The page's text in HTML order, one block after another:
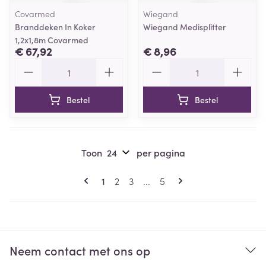
Covarmed
Branddeken In Koker
1,2x1,8m Covarmed
€ 67,92
Bestel
Wiegand
Wiegand Medisplitter
€ 8,96
Bestel
Pagina's
U lees momenteel pagina
1 Pagina
2 Pagina
3 ... Pagina
5
Toon per pagina
Neem contact met ons op